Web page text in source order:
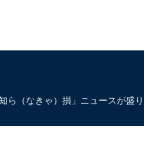
（なきゃ）損」ニュースが盛り